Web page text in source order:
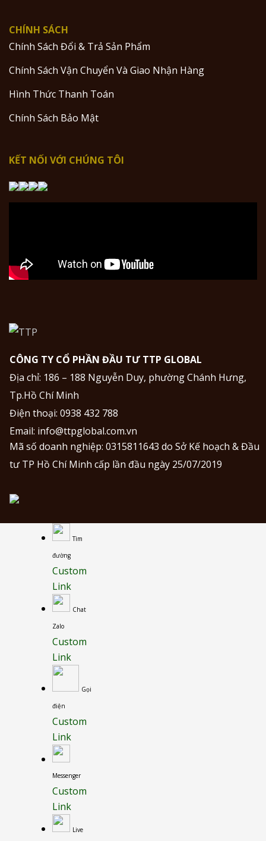
CHÍNH SÁCH
Chính Sách Đổi & Trả Sản Phẩm
Chính Sách Vận Chuyển Và Giao Nhận Hàng
Hình Thức Thanh Toán
Chính Sách Bảo Mật
KẾT NỐI VỚI CHÚNG TÔI
CÔNG TY CỔ PHẦN ĐẦU TƯ TTP GLOBAL
Địa chỉ: 186 – 188 Nguyễn Duy, phường Chánh Hưng,
Tp.Hồ Chí Minh
Điện thoại: 0938 432 788
Email: info@ttpglobal.com.vn
Mã số doanh nghiệp: 0315811643 do Sở Kế hoạch & Đầu
tư TP Hồ Chí Minh cấp lần đầu ngày 25/07/2019
Tìm
đường
Custom
Link
Chat
Zalo
Custom
Link
Gọi
điện
Custom
Link
Messenger
Custom
Link
Live